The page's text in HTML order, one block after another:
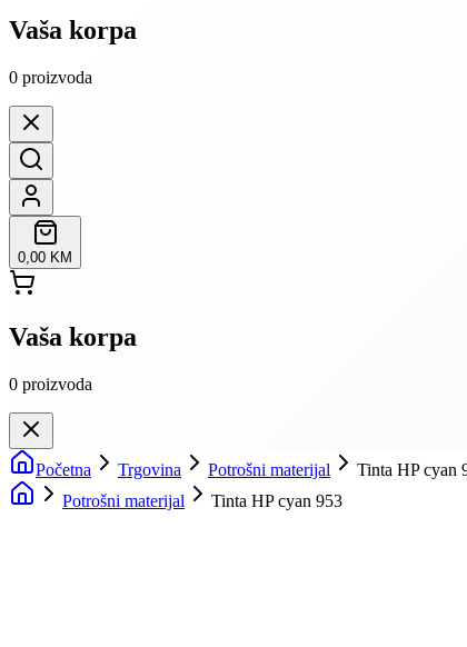
Vaša korpa
0 proizvoda
0,00 KM
Vaša korpa
0 proizvoda
Početna Trgovina Potrošni materijal
Tinta HP cyan
Potrošni materijal
Tinta HP cyan 953